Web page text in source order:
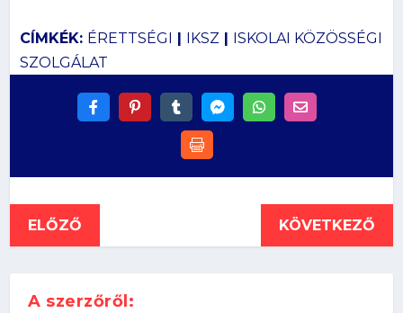
CÍMKÉK: ÉRETTSÉGI | IKSZ | ISKOLAI KÖZÖSSÉGI
SZOLGÁLAT
ELŐZŐ KÖVETKEZŐ
A szerzőről: